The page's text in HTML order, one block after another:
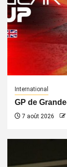
International
GP de
7 août 2026